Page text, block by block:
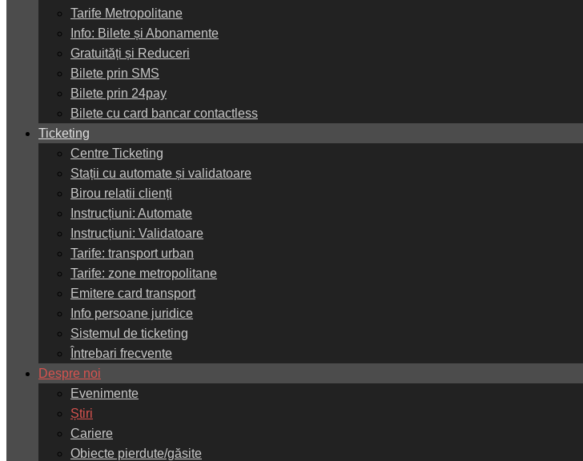
Tarife Metropolitane
Info: Bilete și Abonamente
Gratuități și Reduceri
Bilete prin SMS
Bilete prin 24pay
Bilete cu card bancar contactless
Ticketing
Centre Ticketing
Stații cu automate și validatoare
Birou relatii clienți
Instrucțiuni: Automate
Instrucțiuni: Validatoare
Tarife: transport urban
Tarife: zone metropolitane
Emitere card transport
Info persoane juridice
Sistemul de ticketing
Întrebari frecvente
Despre noi
Evenimente
Știri
Cariere
Obiecte pierdute/găsite